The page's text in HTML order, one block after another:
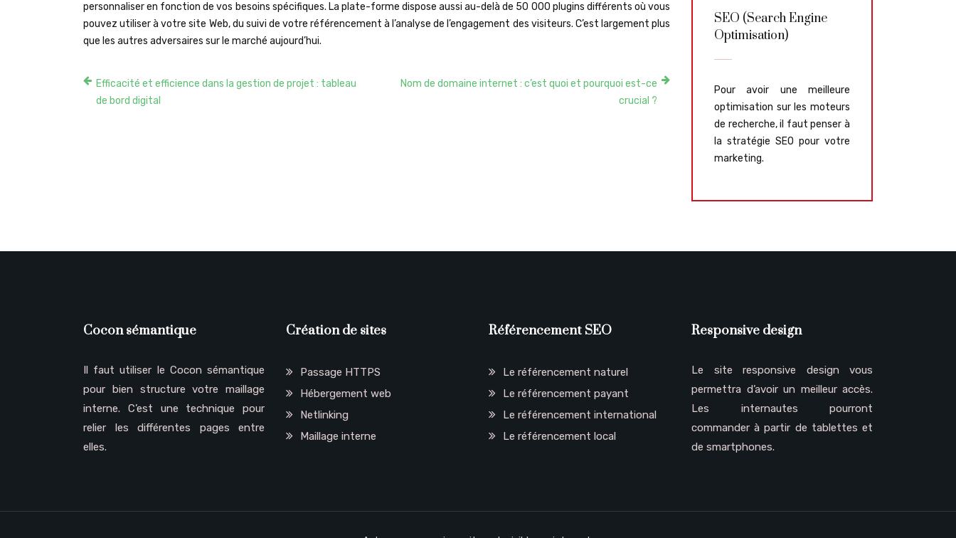
personnaliser en fonction de vos besoins spécifiques. La plate-forme dispose aussi au-delà de 50 000 plugins différents où vous
pouvez utiliser à votre site Web, du suivi de votre référencement à l’analyse de l’engagement des visiteurs. C’est largement plus
que les autres adversaires sur le marché aujourd’hui.
Efficacité et efficience dans la gestion de projet : tableau
de bord digital
Nom de domaine internet : c’est quoi et pourquoi est-ce
crucial ?
SEO (Search Engine
Optimisation)
Pour avoir une meilleure
optimisation sur les moteurs
de recherche, il faut penser à
la stratégie SEO pour votre
marketing.
Cocon sémantique
Il faut utiliser le Cocon sémantique
pour bien structure votre maillage
interne. C’est une technique pour
relier les différentes pages entre
elles.
Création de sites
Passage HTTPS
Hébergement web
Netlinking
Maillage interne
Référencement SEO
Le référencement naturel
Le référencement payant
Le référencement international
Le référencement local
Responsive design
Le site responsive design vous
permettra d’avoir un meilleur accès.
Les internautes pourront
commander à partir de tablettes et
de smartphones.